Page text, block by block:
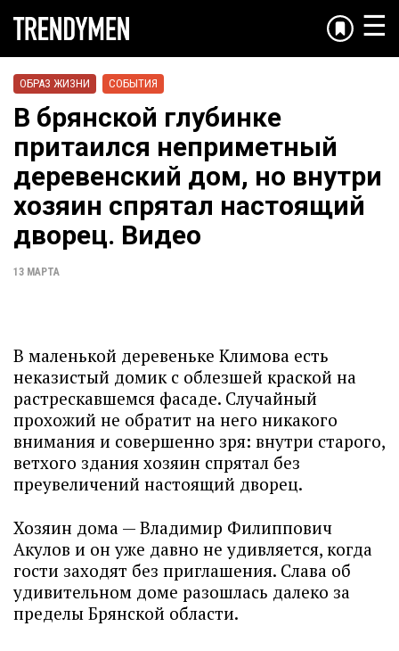
☰
ОБРАЗ ЖИЗНИ СОБЫТИЯ
В брянской глубинке
притаился неприметный
деревенский дом, но внутри
хозяин спрятал настоящий
дворец. Видео
13 МАРТА
В маленькой деревеньке Климова есть
неказистый домик с облезшей краской на
растрескавшемся фасаде. Случайный
прохожий не обратит на него никакого
внимания и совершенно зря: внутри старого,
ветхого здания хозяин спрятал без
преувеличений настоящий дворец.
Хозяин дома — Владимир Филиппович
Акулов и он уже давно не удивляется, когда
гости заходят без приглашения. Слава об
удивительном доме разошлась далеко за
пределы Брянской области.